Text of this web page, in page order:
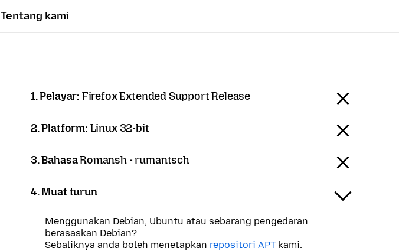
Tentang kami
1. Pelayar: Firefox Extended Support Release
2. Platform: Linux 32-bit
3. BahasaRomansh - rumantsch
4. Muat turun
Menggunakan Debian, Ubuntu atau sebarang pengedaran
berasaskan Debian?
Sebaliknya anda boleh menetapkan repositori APT kami.